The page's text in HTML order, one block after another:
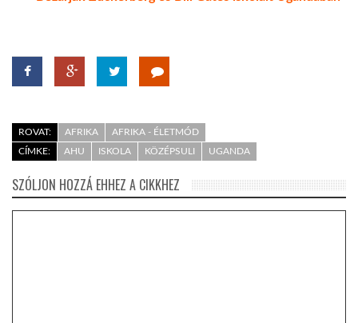
ROVAT: AFRIKA
AFRIKA - ÉLETMÓD
CÍMKE:
AHU ISKOLA KÖZÉPSULI UGANDA
SZÓLJON HOZZÁ EHHEZ A CIKKHEZ